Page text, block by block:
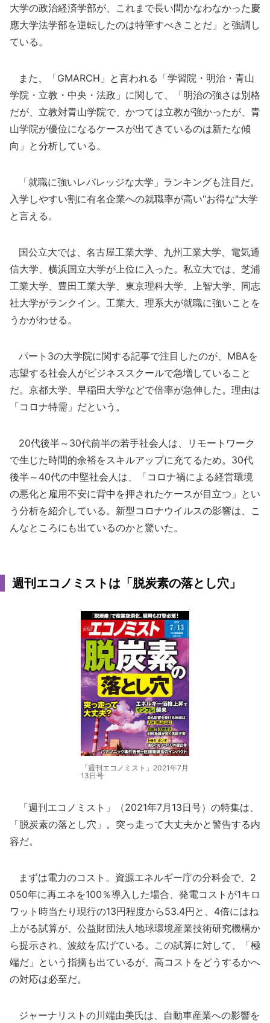
大学の政治経済学部が、これまで長い間かなわなかった慶
應大学法学部を逆転したのは特筆すべきことだ」と強調し
ている。
また、「GMARCH」と言われる「学習院・明治・青山
学院・立教・中央・法政」に関して、「明治の強さは別格
だが、立教対青山学院で、かつては立教が強かったが、青
山学院が優位になるケースが出てきているのは新たな傾
向」と分析している。
「就職に強いレバレッジな大学」ランキングも注目だ。
入学しやすい割に有名企業への就職率が高い"お得な"大学
と言える。
国公立大では、名古屋工業大学、九州工業大学、電気通
信大学、横浜国立大学が上位に入った。私立大では、芝浦
工業大学、豊田工業大学、東京理科大学、上智大学、同志
社大学がランクイン。工業大、理系大が就職に強いことを
うかがわせる。
パート3の大学院に関する記事で注目したのが、MBAを
志望する社会人がビジネススクールで急増していること
だ。京都大学、早稲田大学などで倍率が急伸した。理由は
「コロナ特需」だという。
20代後半～30代前半の若手社会人は、リモートワーク
で生じた時間的余裕をスキルアップに充てるため。30代
後半～40代の中堅社会人は、「コロナ禍による経営環境
の悪化と雇用不安に背中を押されたケースが目立つ」とい
う分析を紹介している。新型コロナウイルスの影響は、こ
んなところにも出ているのかと驚いた。
週刊エコノミストは「脱炭素の落とし穴」
「週刊エコノミスト」2021年7月
13日号
「週刊エコノミスト」（2021年7月13日号）の特集は、
「脱炭素の落とし穴」。突っ走って大丈夫かと警告する内
容だ。
まずは電力のコスト。資源エネルギー庁の分科会で、2
050年に再エネを100％導入した場合、発電コストが1キロ
ワット時当たり現行の13円程度から53.4円と、4倍にはね
上がる試算が、公益財団法人地球環境産業技術研究機構か
ら提示され、波紋を広げている。この試算に対して、「極
端だ」という指摘も出ているが、高コストをどうするかへ
の対応は必至だ。
ジャーナリストの川端由美氏は、自動車産業への影響を